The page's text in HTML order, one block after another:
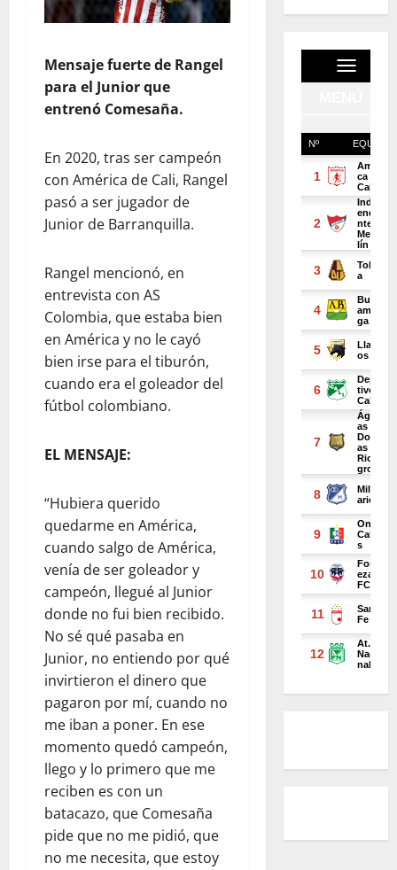
Mensaje fuerte de Rangel
para el Junior que
entrenó Comesaña.
En 2020, tras ser campeón
con América de Cali, Rangel
pasó a ser jugador de
Junior de Barranquilla.
Rangel mencionó, en
entrevista con AS
Colombia, que estaba bien
en América y no le cayó
bien irse para el tiburón,
cuando era el goleador del
fútbol colombiano.
EL MENSAJE:
“Hubiera querido
quedarme en América,
cuando salgo de América,
venía de ser goleador y
campeón, llegué al Junior
donde no fui bien recibido.
No sé qué pasaba en
Junior, no entiendo por qué
invirtieron el dinero que
pagaron por mí, cuando no
me iban a poner. En ese
momento quedó campeón,
llego y lo primero que me
reciben es con un
batacazo, que Comesaña
pide que no me pidió, que
no me necesita, que estoy